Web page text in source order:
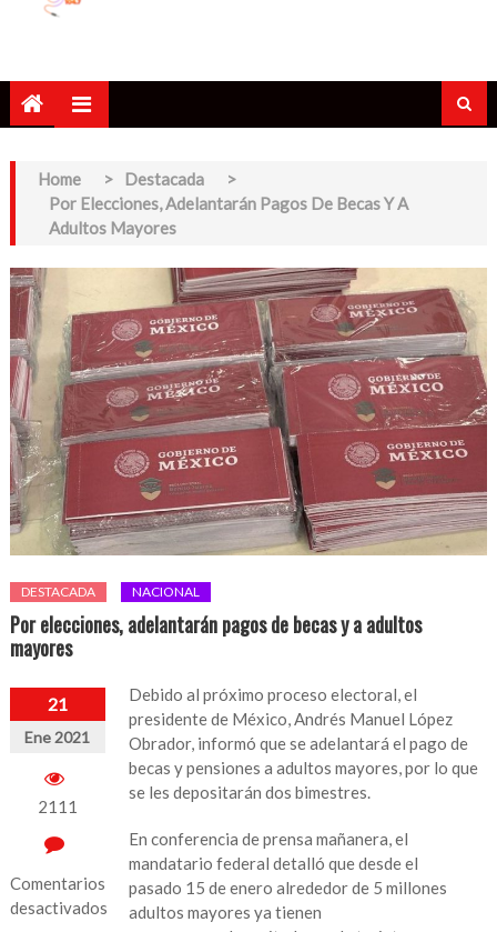
Home > Destacada
>
Por Elecciones, Adelantarán Pagos De Becas Y A
Adultos Mayores
DESTACADA NACIONAL
Por elecciones, adelantarán pagos de becas y a adultos
mayores
21
Ene 2021
2111
Comentarios
desactivados
Debido al próximo proceso electoral, el
presidente de México, Andrés Manuel López
Obrador, informó que se adelantará el pago de
becas y pensiones a adultos mayores, por lo que
se les depositarán dos bimestres.
En conferencia de prensa mañanera, el
mandatario federal detalló que desde el
pasado 15 de enero alrededor de 5 millones
adultos mayores ya tienen